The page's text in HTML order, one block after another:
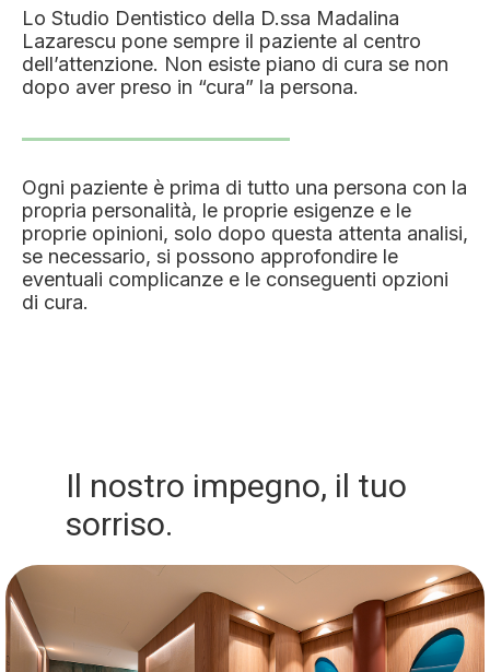
Lo Studio Dentistico della D.ssa Madalina
Lazarescu pone sempre il paziente al centro
dell’attenzione. Non esiste piano di cura se non
dopo aver preso in “cura” la persona.
Ogni paziente è prima di tutto una persona con la
propria personalità, le proprie esigenze e le
proprie opinioni, solo dopo questa attenta analisi,
se necessario, si possono approfondire le
eventuali complicanze e le conseguenti opzioni
di cura.
Il nostro impegno, il tuo
sorriso.